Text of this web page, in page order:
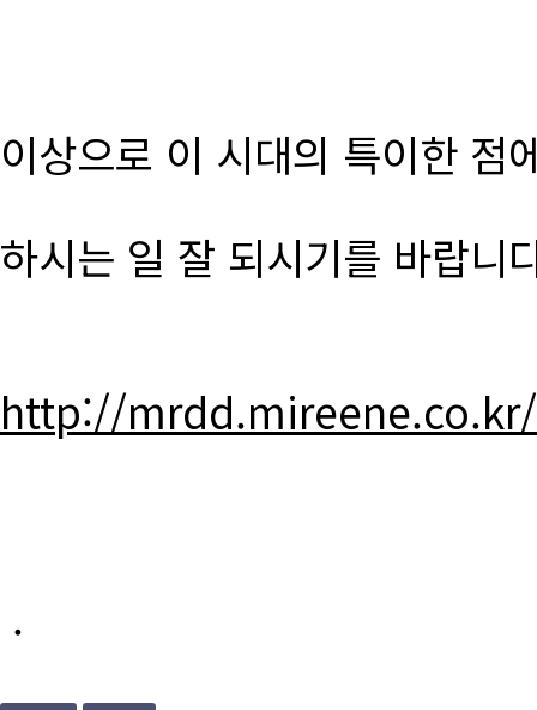
이상으로 이 시대의 특이한 점
하시는 일 잘 되시기를 바랍니
http://
.